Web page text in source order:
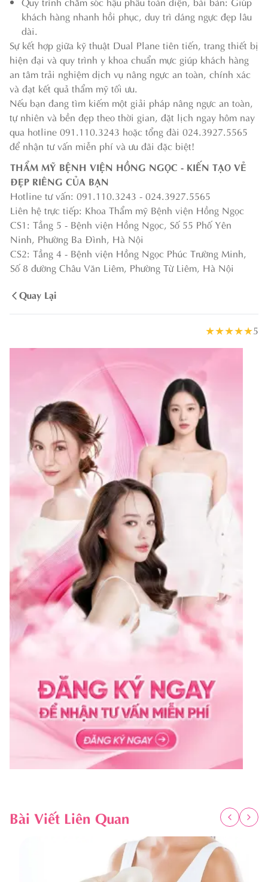
khách hàng nhanh hồi phục, duy trì dáng ngực đẹp lâu
dài.
Sự kết hợp giữa kỹ thuật Dual Plane tiên tiến, trang thiết bị
hiện đại và quy trình y khoa chuẩn mực giúp khách hàng
an tâm trải nghiệm dịch vụ nâng ngực an toàn, chính xác
và đạt kết quả thẩm mỹ tối ưu.
Nếu bạn đang tìm kiếm một giải pháp nâng ngực an toàn,
tự nhiên và bền đẹp theo thời gian, đặt lịch ngay hôm nay
qua hotline 091.110.3243 hoặc tổng đài 024.3927.5565
để nhận tư vấn miễn phí và ưu đãi đặc biệt!
THẨM MỸ BỆNH VIỆN HỒNG NGỌC - KIẾN TẠO VẺ
ĐẸP RIÊNG CỦA BẠN
Hotline tư vấn: 091.110.3243 - 024.3927.5565
Liên hệ trực tiếp: Khoa Thẩm mỹ Bệnh viện Hồng Ngọc
CS1: Tầng 5 - Bệnh viện Hồng Ngọc, Số 55 Phố Yên
Ninh, Phường Ba Đình, Hà Nội
CS2: Tầng 4 - Bệnh viện Hồng Ngọc Phúc Trường Minh,
Số 8 đường Châu Văn Liêm, Phường Từ Liêm, Hà Nội
Quay Lại
★★★★★5
Bài Viết Liên Quan